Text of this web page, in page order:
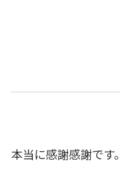
本当に感謝感謝です。